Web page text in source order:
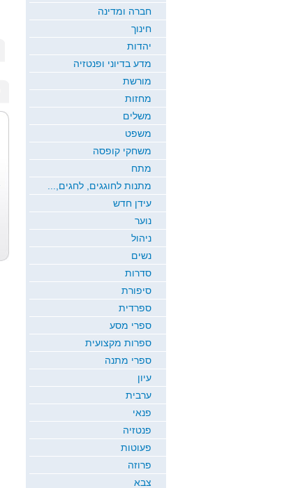
ד"ר אבי הראל
יצחק רבין ו...
אריה דלל
חברה ומדינה
חינוך
יהדות
מדע בדיוני ופנטזיה
מורשת
מחזות
משלים
משפט
משחקי קופסה
מתח
מתנות לחוגגים, לחגים,...
עידן חדש
נוער
ניהול
נשים
סדרות
סיפורת
ספרדית
ספרי מסע
ספרות מקצועית
ספרי מתנה
עיון
ערבית
פנאי
פנטזיה
פעוטות
פרוזה
צבא